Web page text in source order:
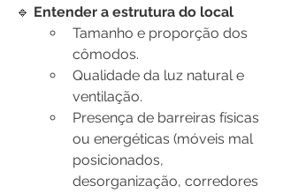
🔹 Entender a estrutura do local
Tamanho e proporção dos
cômodos.
Qualidade da luz natural e
ventilação.
Presença de barreiras físicas
ou energéticas (móveis mal
posicionados,
desorganização, corredores